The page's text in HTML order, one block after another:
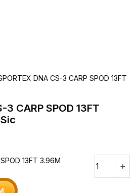
DNA CS-3 CARP SPOD 13FT
3 CARP SPOD 13FT
13FT 3.96M
+